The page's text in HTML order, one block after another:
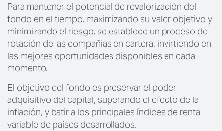
Para mantener el potencial de revalorización del
fondo en el tiempo, maximizando su valor objetivo y
minimizando el riesgo, se establece un proceso de
rotación de las compañías en cartera, invirtiendo en
las mejores oportunidades disponibles en cada
momento.
El objetivo del fondo es preservar el poder
adquisitivo del capital, superando el efecto de la
inflación, y batir a los principales índices de renta
variable de países desarrollados.